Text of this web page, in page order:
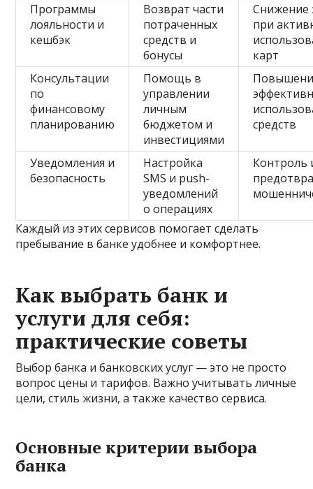
Программы
лояльности и
кешбэк
Возврат части
потраченных
средств и
бонусы
Снижение
при
карт
Консультации
по
финансовому
планированию
Помощь в
управлении
личным
бюджетом и
инвестициями
средств
Уведомления и
безопасность
Настройка
SMS и push-
уведомлений
о операциях
Контроль
Каждый из этих сервисов помогает сделать
пребывание в банке удобнее и комфортнее.
Как выбрать банк и
услуги для себя:
практические советы
Выбор банка и банковских услуг — это не просто
вопрос цены и тарифов. Важно учитывать личные
цели, стиль жизни, а также качество сервиса.
Основные критерии выбора
банка